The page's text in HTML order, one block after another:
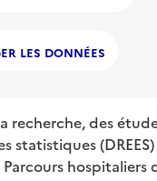
LES DONNÉES
recherche, des
statistiques
hospitaliers